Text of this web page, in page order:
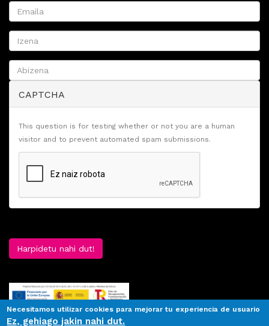
CAPTCHA
This question is for testing whether or not you are a human
visitor and to prevent automated spam submissions.
Harpidetu nahi dut!
Necesitamos utilizar cookies para mejorar tu experiencia de usuario
Ez, gehiago jakin nahi dut.